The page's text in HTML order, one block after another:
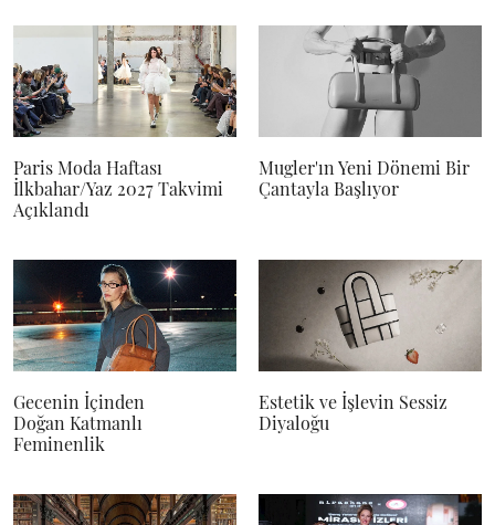
Paris Moda Haftası
İlkbahar/Yaz 2027 Takvimi
Açıklandı
Mugler'ın Yeni Dönemi Bir
Çantayla Başlıyor
Gecenin İçinden
Doğan Katmanlı
Feminenlik
Estetik ve İşlevin Sessiz
Diyaloğu